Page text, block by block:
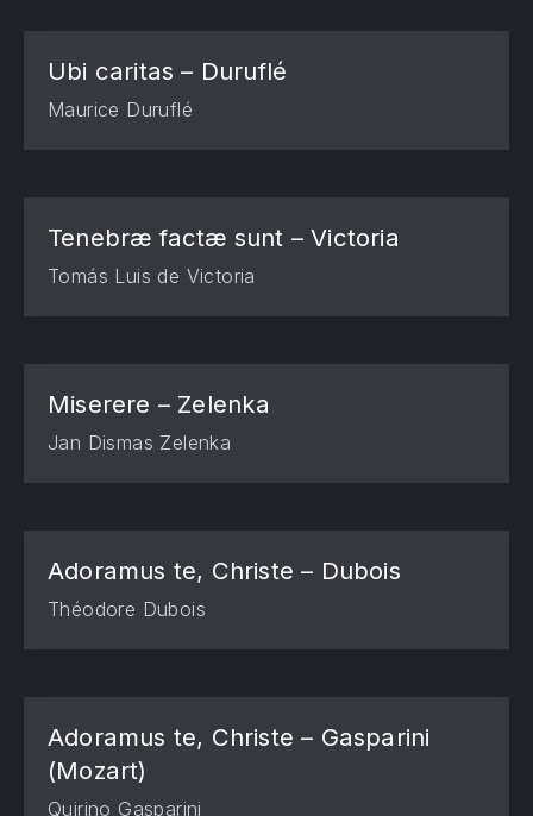
Ubi caritas – Duruflé
Maurice Duruflé
Tenebræ factæ sunt – Victoria
Tomás Luis de Victoria
Miserere – Zelenka
Jan Dismas Zelenka
Adoramus te, Christe – Dubois
Théodore Dubois
Adoramus te, Christe – Gasparini
(Mozart)
Quirino Gasparini